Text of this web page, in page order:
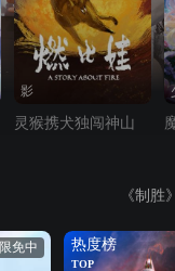
影
灵猴携犬独闯神山
《制
限免中 热度榜
TOP